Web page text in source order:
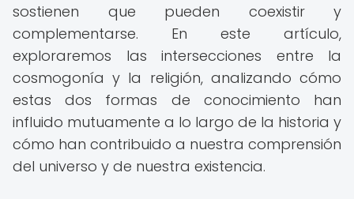
sostienen que pueden coexistir y
complementarse. En este artículo,
exploraremos las intersecciones entre la
cosmogonía y la religión, analizando cómo
estas dos formas de conocimiento han
influido mutuamente a lo largo de la historia y
cómo han contribuido a nuestra comprensión
del universo y de nuestra existencia.